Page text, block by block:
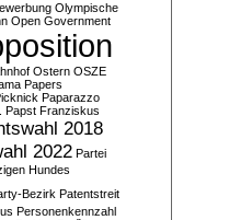
Olympische
Open Government
Ostern OSZE
Papers
Paparazzo
Papst Franziskus
2018
2022 Partei
Hundes
Bezirk Patentstreit
Personenkennzahl